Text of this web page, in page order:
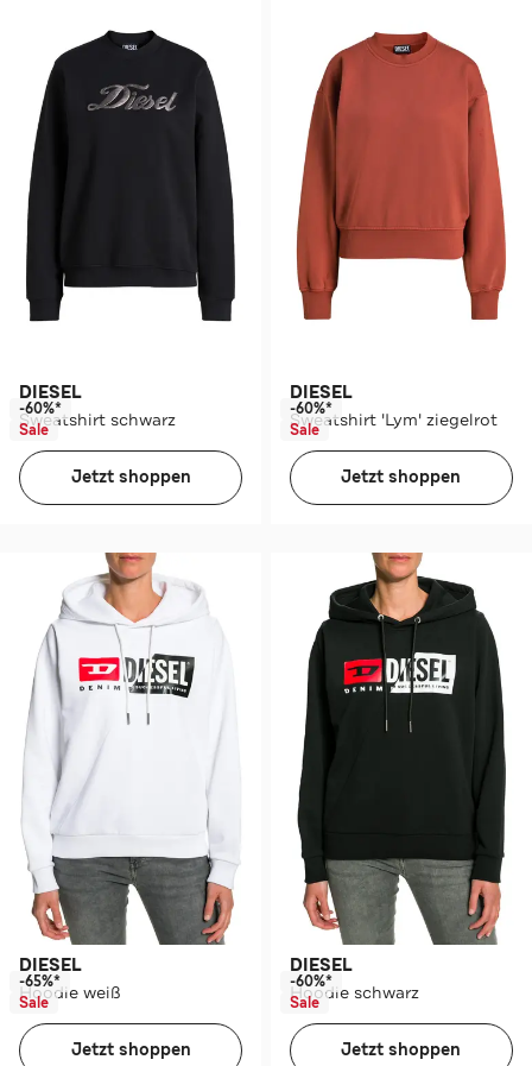
DIESEL
Sweatshirt schwarz
-60%*
Sale
Jetzt shoppen
DIESEL
Sweatshirt 'Lym' ziegelrot
-60%*
Sale
Jetzt shoppen
DIESEL
Hoodie weiß
-65%*
Sale
Jetzt shoppen
DIESEL
Hoodie schwarz
-60%*
Sale
Jetzt shoppen